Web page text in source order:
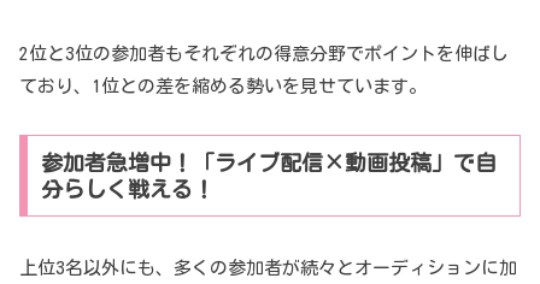
2位と3位の参加者もそれぞれの得意分野でポイントを伸ばし
ており、1位との差を縮める勢いを見せています。
参加者急増中！「ライブ配信×動画投稿」で自
分らしく戦える！
上位3名以外にも、多くの参加者が続々とオーディションに加